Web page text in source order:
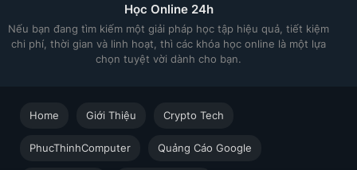
Học Online 24h
Nếu bạn đang tìm kiếm một giải pháp học tập hiệu quả, tiết kiệm
chi phí, thời gian và linh hoạt, thì các khóa học online là một lựa
chọn tuyệt vời dành cho bạn.
Home Giới Thiệu Crypto Tech
PhucThinhComputer Quảng Cáo Google